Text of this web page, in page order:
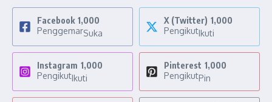
Facebook 1,000
PenggemarSuka
X (Twitter) 1,000
PengikutIkuti
Instagram 1,000
PengikutIkuti
Pinterest 1,000
PengikutPin